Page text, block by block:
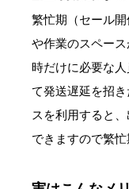
繁忙期（セール
や作業のスペー
時だけに必要な
て発送遅延を招
スを利用すると
できますので繁忙